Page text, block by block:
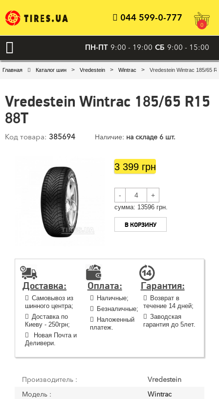
044 599-0-777
0
ПН-ПТ 9:00 - 19:00 СБ 9:00 - 15:00
Главная Каталог шин > Vredestein > Wintrac > Vredestein Wintrac 185/65
Vredestein Wintrac 185/65 R15
88T
Код товара: 385694 Наличие: на складе 6 шт.
3 399 грн
- +
cумма: 13596 грн.
В КОРЗИНУ
Доставка:
Самовывоз из
шинного центра;
Доставка по
Киеву - 250грн;
Новая Почта и
Деливери.
Оплата:
Наличные;
Безналичные;
Наложенный
платеж.
Гарантия:
Возврат в
течение 14 дней;
Заводская
гарантия до 5лет.
Производитель :
Vredestein
Модель :
Wintrac